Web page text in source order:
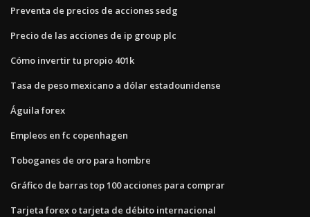
Preventa de precios de acciones sedg
Precio de las acciones de ip group plc
Cómo invertir tu propio 401k
Tasa de peso mexicano a dólar estadounidense
Águila forex
Empleos en fc copenhagen
Toboganes de oro para hombre
Gráfico de barras top 100 acciones para comprar
Tarjeta forex o tarjeta de débito internacional